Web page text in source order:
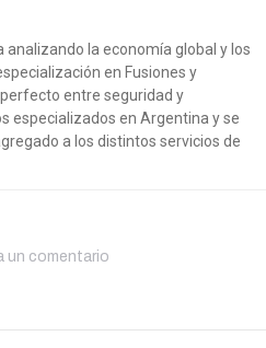
la economía global y los
en Fusiones y
entre seguridad y
especializados en Argentina y se
a los distintos servicios de
un comentario